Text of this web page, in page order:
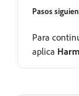
Pasos
Para
aplica